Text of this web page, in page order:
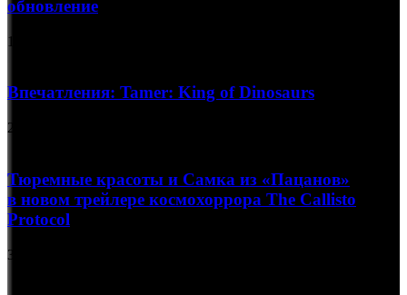
обновление
11.09.2023
Впечатления: Tamer: King of Dinosaurs
24.07.2026
Тюремные красоты и Самка из «Пацанов»
в новом трейлере космохоррора The Callisto
Protocol
30.09.2022